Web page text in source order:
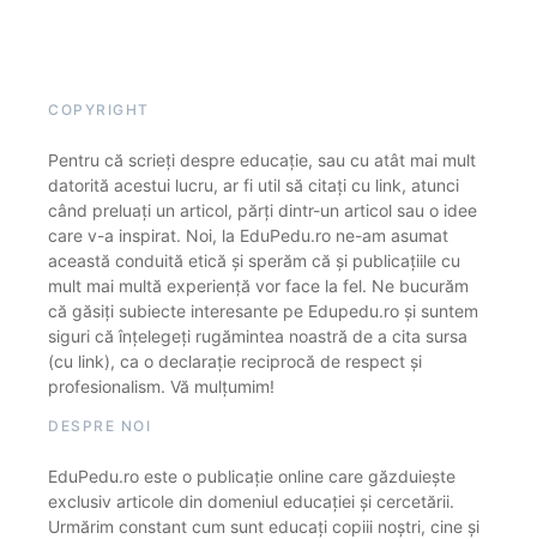
COPYRIGHT
Pentru că scrieți despre educație, sau cu atât mai mult
datorită acestui lucru, ar fi util să citați cu link, atunci
când preluați un articol, părți dintr-un articol sau o idee
care v-a inspirat. Noi, la EduPedu.ro ne-am asumat
această conduită etică și sperăm că și publicațiile cu
mult mai multă experiență vor face la fel. Ne bucurăm
că găsiți subiecte interesante pe Edupedu.ro și suntem
siguri că înțelegeți rugămintea noastră de a cita sursa
(cu link), ca o declarație reciprocă de respect și
profesionalism. Vă mulțumim!
DESPRE NOI
EduPedu.ro este o publicație online care găzduiește
exclusiv articole din domeniul educației și cercetării.
Urmărim constant cum sunt educați copiii noștri, cine și